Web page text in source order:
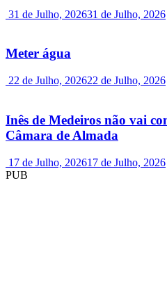
31 de Julho, 202631 de Julho, 2026
Meter água
22 de Julho, 202622 de Julho, 2026
Inês de Medeiros não vai
Câmara de Almada
17 de Julho, 202617 de Julho, 2026
PUB